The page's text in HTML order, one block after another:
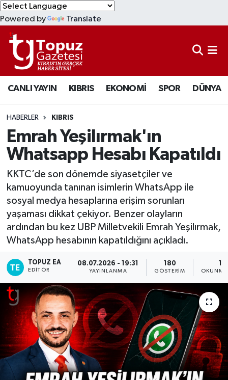
Powered by Translate
CANLI YAYIN KIBRIS EKONOMİ SPOR DÜNYA
HABERLER KIBRIS
Emrah Yeşilırmak'ın
Whatsapp Hesabı Kapatıldı
KKTC’de son dönemde siyasetçiler ve
kamuoyunda tanınan isimlerin WhatsApp ile
sosyal medya hesaplarına erişim sorunları
yaşaması dikkat çekiyor. Benzer olayların
ardından bu kez UBP Milletvekili Emrah Yeşilırmak,
WhatsApp hesabının kapatıldığını açıkladı.
TOPUZ EA
EDITÖR
08.07.2026 - 19:31
YAYINLANMA
180
GÖSTERIM
KIBRIS
DÜNYA
EKONOMİ
MAGAZİN
SAĞLIK
SPOR
TEKNOLOJİ
Lefkoşa Nöbetçi Eczaneler
Lefkoşa Hava Durumu
Lefkoşa Trafik Yoğunluk Haritası
Süper Lig Puan Durumu ve Fikstür
Tüm Manşetler
Son Dakika Haberleri
Haber Arşivi